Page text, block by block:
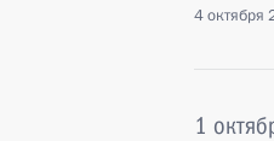
4 октября
1